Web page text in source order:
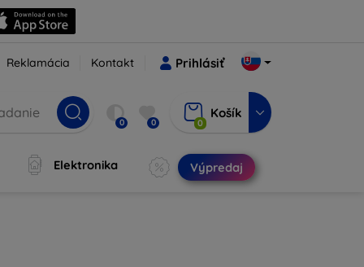
Reklamácia Kontakt Prihlásiť
0 0 0
Košík
Elektronika Výpredaj